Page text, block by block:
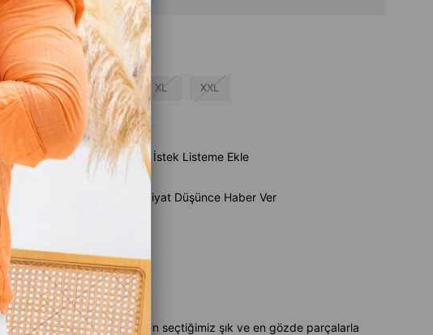
Beden
S M L XL XXL
Beden Tablosu
Favorilere Ekle İstek Listeme Ekle
Fiyat Düşünce Haber Ver
Ürün Özellikleri
Tüm mevsimlerde sizin için seçtiğimiz şık ve en gözde parçalarla